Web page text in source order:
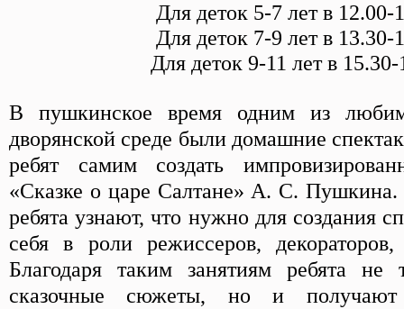
Для деток 5-7 лет в 12.00-
Для деток 7-9 лет в 13.30-
Для деток 9-11 лет в
В пушкинское время одним из
дворянской среде были домашние
ребят самим создать
«Сказке о царе Салтане» А. С. Пушкина.
ребята узнают, что нужно для создания
себя в роли режиссеров,
Благодаря таким занятиям ребята не
сказочные сюжеты, но и